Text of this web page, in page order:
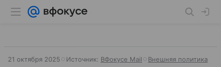
21 октября 2025 Источник: ВФокусе Mail Внешняя политика